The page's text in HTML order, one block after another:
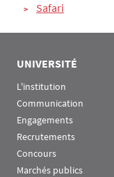
Safari
UNIVERSITÉ
L'institution
Communication
Engagements
Recrutements
Concours
Marchés publics